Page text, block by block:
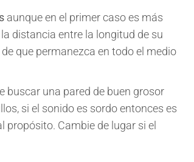
aunque en el primer caso es más
distancia entre la longitud de su
que permanezca en todo el medio
buscar una pared de buen grosor
si el sonido es sordo entonces es
Cambie de lugar si el